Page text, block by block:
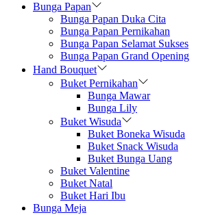
Bunga Papan
Bunga Papan Duka Cita
Bunga Papan Pernikahan
Bunga Papan Selamat Sukses
Bunga Papan Grand Opening
Hand Bouquet
Buket Pernikahan
Bunga Mawar
Bunga Lily
Buket Wisuda
Buket Boneka Wisuda
Buket Snack Wisuda
Buket Bunga Uang
Buket Valentine
Buket Natal
Buket Hari Ibu
Bunga Meja